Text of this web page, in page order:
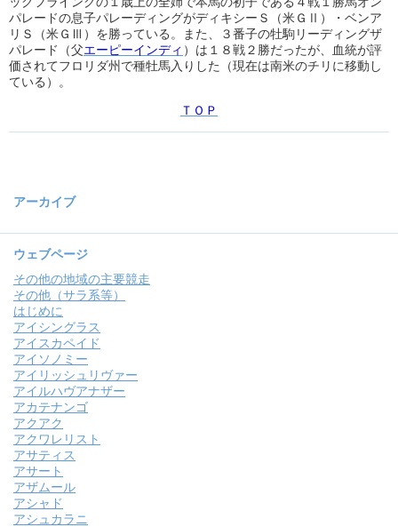
パレードの息子パレーディングがディキシーＳ（米ＧⅡ）・ベンア
リＳ（米ＧⅢ）を勝っている。また、３番子の牡駒リーディングザ
パレード（父エーピーインディ ）は１８戦２勝だったが、血統が評
価されてフロリダ州で種牡馬入りした（現在は南米のチリに移動し
ている）。
ＴＯＰ
アーカイブ
ウェブページ
その他の地域の主要競走
その他（サラ系等）
はじめに
アイシングラス
アイスカペイド
アイソノミー
アイリッシュリヴァー
アイルハヴアナザー
アカテナンゴ
アクアク
アクワレリスト
アサティス
アサート
アザムール
アシャド
アシュカラニ